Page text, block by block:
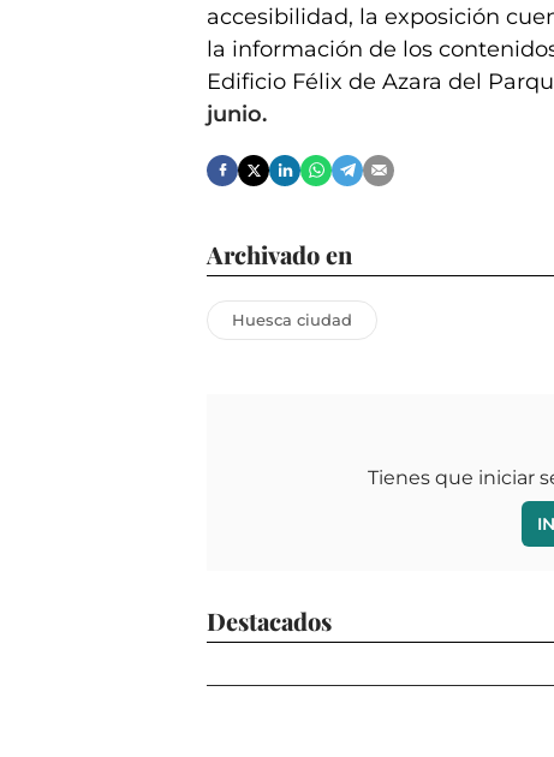
accesibilidad, la exposición
la información de los
Edificio Félix de Azara del
junio.
Archivado en
Huesca ciudad
Tienes que iniciar
Destacados